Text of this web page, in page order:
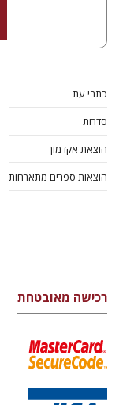
כתבי עת
סדרות
הוצאת אקדמון
הוצאות ספרים מתארחות
רכישה מאובטחת